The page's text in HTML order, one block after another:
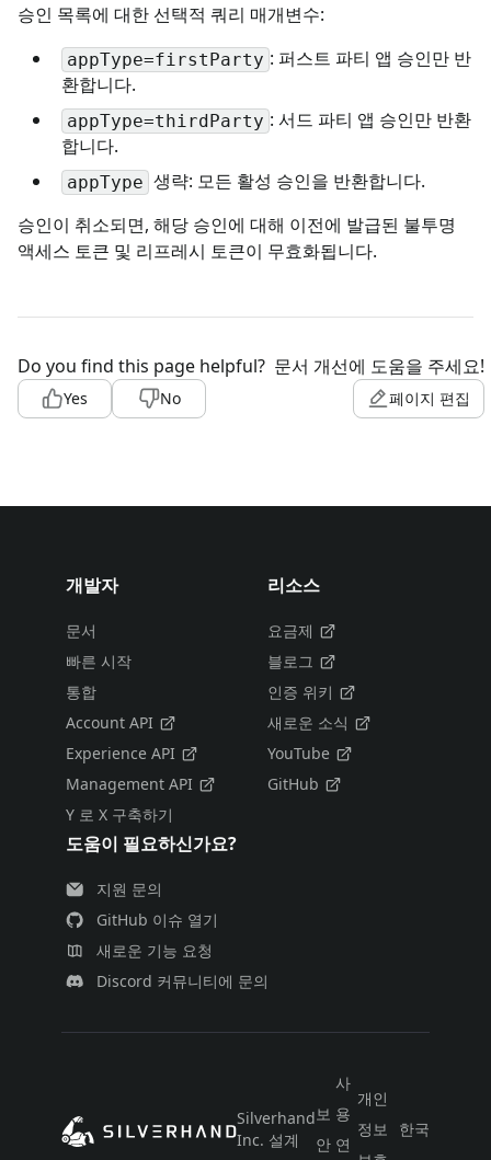
승인 목록에 대한 선택적 쿼리 매개변수:
appType=firstParty : 퍼스트 파티 앱 승인만 반
환합니다.
appType=thirdParty : 서드 파티 앱 승인만 반환
합니다.
appType 생략: 모든 활성 승인을 반환합니다.
승인이 취소되면, 해당 승인에 대해 이전에 발급된 불투명
액세스 토큰 및 리프레시 토큰이 무효화됩니다.
Do you find this page helpful?
Yes No
문서 개선에 도움을 주세요!
페이지 편집
개발자
문서
빠른 시작
통합
Account API
Experience API
Management API
Y 로 X 구축하기
리소스
요금제
블로그
인증 위키
새로운 소식
YouTube
GitHub
도움이 필요하신가요?
지원 문의
GitHub 이슈 열기
새로운 기능 요청
Discord 커뮤니티에 문의
Silverhand
Inc. 설계
보
안
사
용
연
개인
정보
한국어